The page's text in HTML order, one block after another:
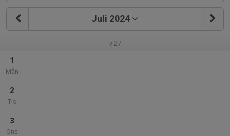
Juli 2024
v.27
1
Mån
2
Tis
3
Ons